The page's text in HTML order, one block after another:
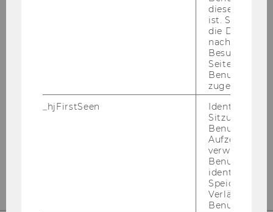
Welt­han­dels­platz 1 (D1/TC neben Mensa)
diese Seite
ist. Stellt
die Daten von
Besuchen
Seite
Benutzer-ID
zugeordnet
_hjFirstSeen
Identifiziert
Sitzung eines
Benutzers.
verwendet,
identifizieren.
Verlängert